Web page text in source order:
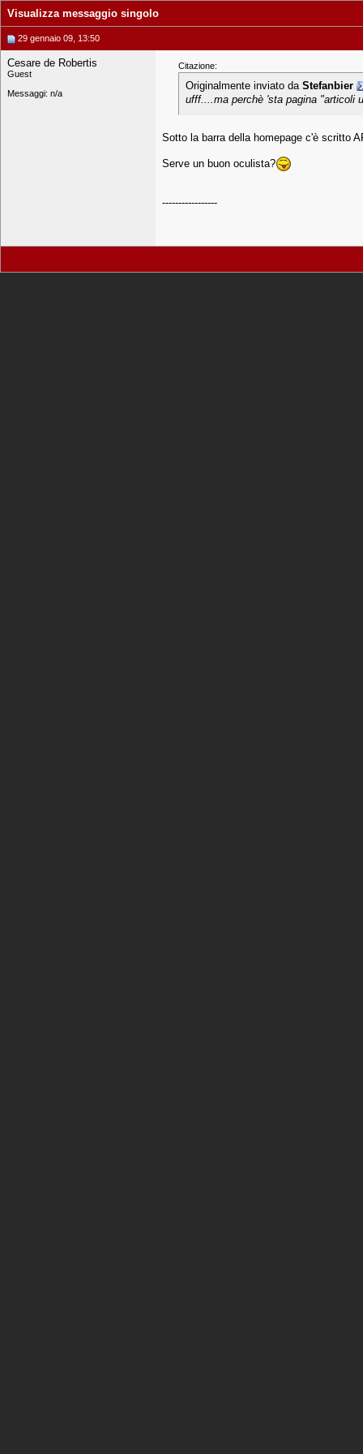
Visualizza messaggio singolo
29 gennaio 09, 13:50
Cesare de Robertis
Guest
Messaggi: n/a
Citazione:
Originalmente inviato da Stefanbier
ufff....ma perchè 'sta pagina "articoli
Sotto la barra della homepage c'è scritto
Serve un buon oculista?
-----------------